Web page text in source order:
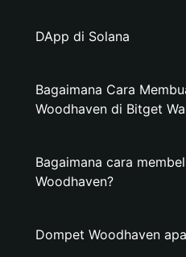
DApp di Solana
Bagaimana Cara
Woodhaven di Bitget
Bagaimana cara
Woodhaven?
Dompet Woodhaven